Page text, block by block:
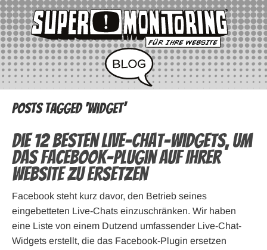
Posts Tagged ‘Widget’
Die 12 besten Live-Chat-Widgets, um
das Facebook-Plugin auf Ihrer
Website zu ersetzen
Facebook steht kurz davor, den Betrieb seines
eingebetteten Live-Chats einzuschränken. Wir haben
eine Liste von einem Dutzend umfassender Live-Chat-
Widgets erstellt, die das Facebook-Plugin ersetzen